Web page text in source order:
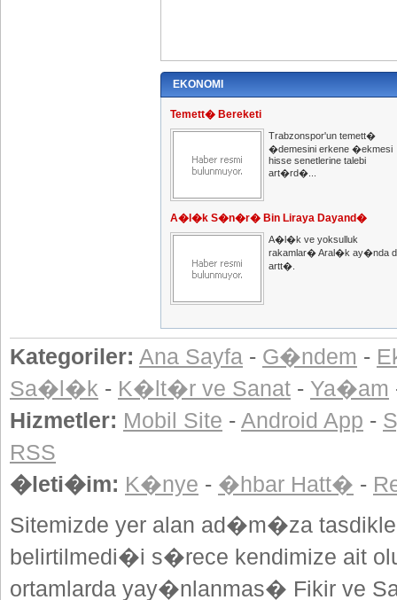
EKONOMI
Temett� Bereketi
Trabzonspor'un temett�
�demesini erkene �ekmesi
hisse senetlerine talebi
art�rd�...
A�l�k S�n�r� Bin Liraya Dayand�
A�l�k ve yoksulluk
rakamlar� Aral�k ay�nda
artt�.
Kategoriler: Ana Sayfa - G�ndem -
Sa�l�k - K�lt�r ve Sanat - Ya�am
Hizmetler: Mobil Site - Android App -
RSS
�leti�im: K�nye - �hbar Hatt� -
Sitemizde yer alan ad�m�za
belirtilmedi�i s�rece kendimize ait
ortamlarda yay�nlanmas� Fikir ve